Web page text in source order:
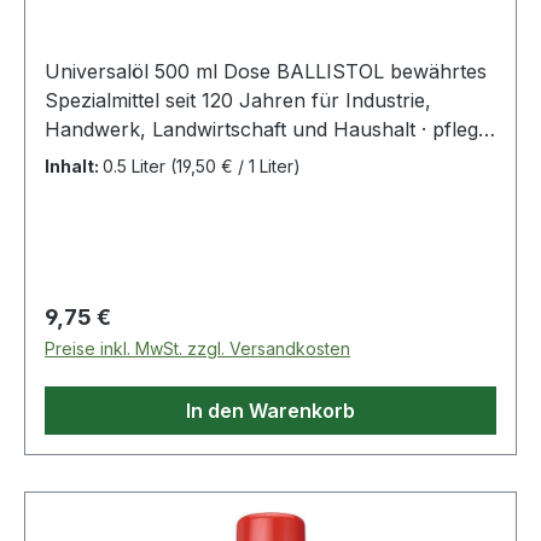
Universalöl 500 ml Dose BALLISTOL bewährtes
Spezialmittel seit 120 Jahren für Industrie,
Handwerk, Landwirtschaft und Haushalt · pflegt,
schützt und schmiert alle Materialien aus Metall,
Säuren · lebensmittelecht, besonders
hautverträglich, medizinisch rein, biologisch
abbaubar · dermatologisch mit "Sehr Gut"
getestet · PTFE- und silikonfrei · passender
Inhalt: 0.5 Liter (19,50 € / 1 Liter)
Regulärer Preis:
9,75 €
Preise inkl. MwSt. zzgl. Versandkosten
In den Warenkorb